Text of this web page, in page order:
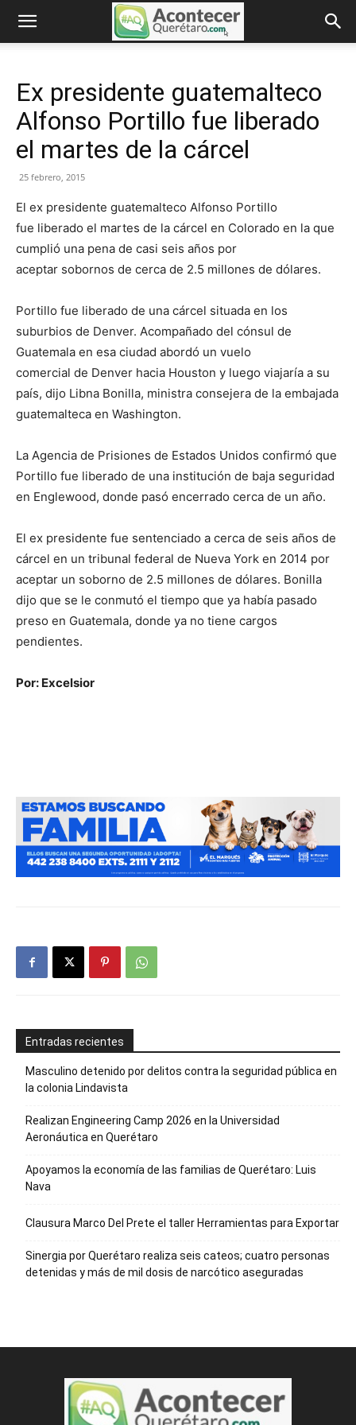
Ex presidente guatemalteco
Alfonso Portillo fue liberado
el martes de la cárcel
25 febrero, 2015
El ex presidente guatemalteco Alfonso Portillo
fue liberado el martes de la cárcel en Colorado en la que
cumplió una pena de casi seis años por
aceptar sobornos de cerca de 2.5 millones de dólares.
Portillo fue liberado de una cárcel situada en los
suburbios de Denver. Acompañado del cónsul de
Guatemala en esa ciudad abordó un vuelo
comercial de Denver hacia Houston y luego viajaría a su
país, dijo Libna Bonilla, ministra consejera de la embajada
guatemalteca en Washington.
La Agencia de Prisiones de Estados Unidos confirmó que
Portillo fue liberado de una institución de baja seguridad
en Englewood, donde pasó encerrado cerca de un año.
El ex presidente fue sentenciado a cerca de seis años de
cárcel en un tribunal federal de Nueva York en 2014 por
aceptar un soborno de 2.5 millones de dólares. Bonilla
dijo que se le conmutó el tiempo que ya había pasado
preso en Guatemala, donde ya no tiene cargos
pendientes.
Por: Excelsior
Entradas recientes
Masculino detenido por delitos contra la seguridad pública en
la colonia Lindavista
Realizan Engineering Camp 2026 en la Universidad
Aeronáutica en Querétaro
Apoyamos la economía de las familias de Querétaro: Luis
Nava
Clausura Marco Del Prete el taller Herramientas para Exportar
Sinergia por Querétaro realiza seis cateos; cuatro personas
detenidas y más de mil dosis de narcótico aseguradas